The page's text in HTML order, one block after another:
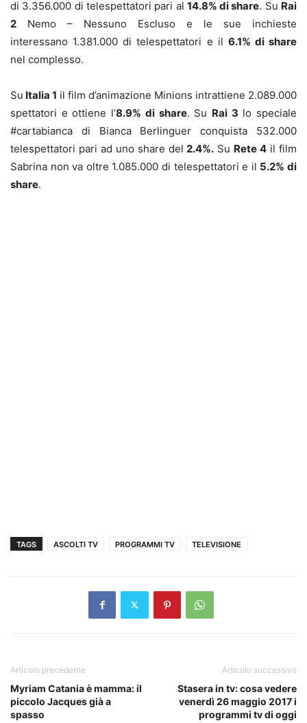
di 3.356.000 di telespettatori pari al 14.8% di share. Su Rai
2 Nemo – Nessuno Escluso e le sue inchieste
interessano 1.381.000 di telespettatori e il 6.1% di share
nel complesso.
Su Italia 1 il film d’animazione Minions intrattiene 2.089.000
spettatori e ottiene l’8.9% di share. Su Rai 3 lo speciale
#cartabianca di Bianca Berlinguer conquista 532.000
telespettatori pari ad uno share del 2.4%. Su Rete 4 il film
Sabrina non va oltre 1.085.000 di telespettatori e il 5.2% di
share.
TAGS ASCOLTI TV PROGRAMMI TV TELEVISIONE
Articolo precedente
Myriam Catania è mamma: il
piccolo Jacques già a
spasso
Articolo successivo
Stasera in tv: cosa vedere
venerdì 26 maggio 2017 i
programmi tv di oggi